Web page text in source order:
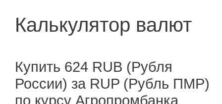
Калькулятор валют
Купить 624 RUB (Рубля
России) за RUP (Рубль ПМР)
по курсу Агропромбанка